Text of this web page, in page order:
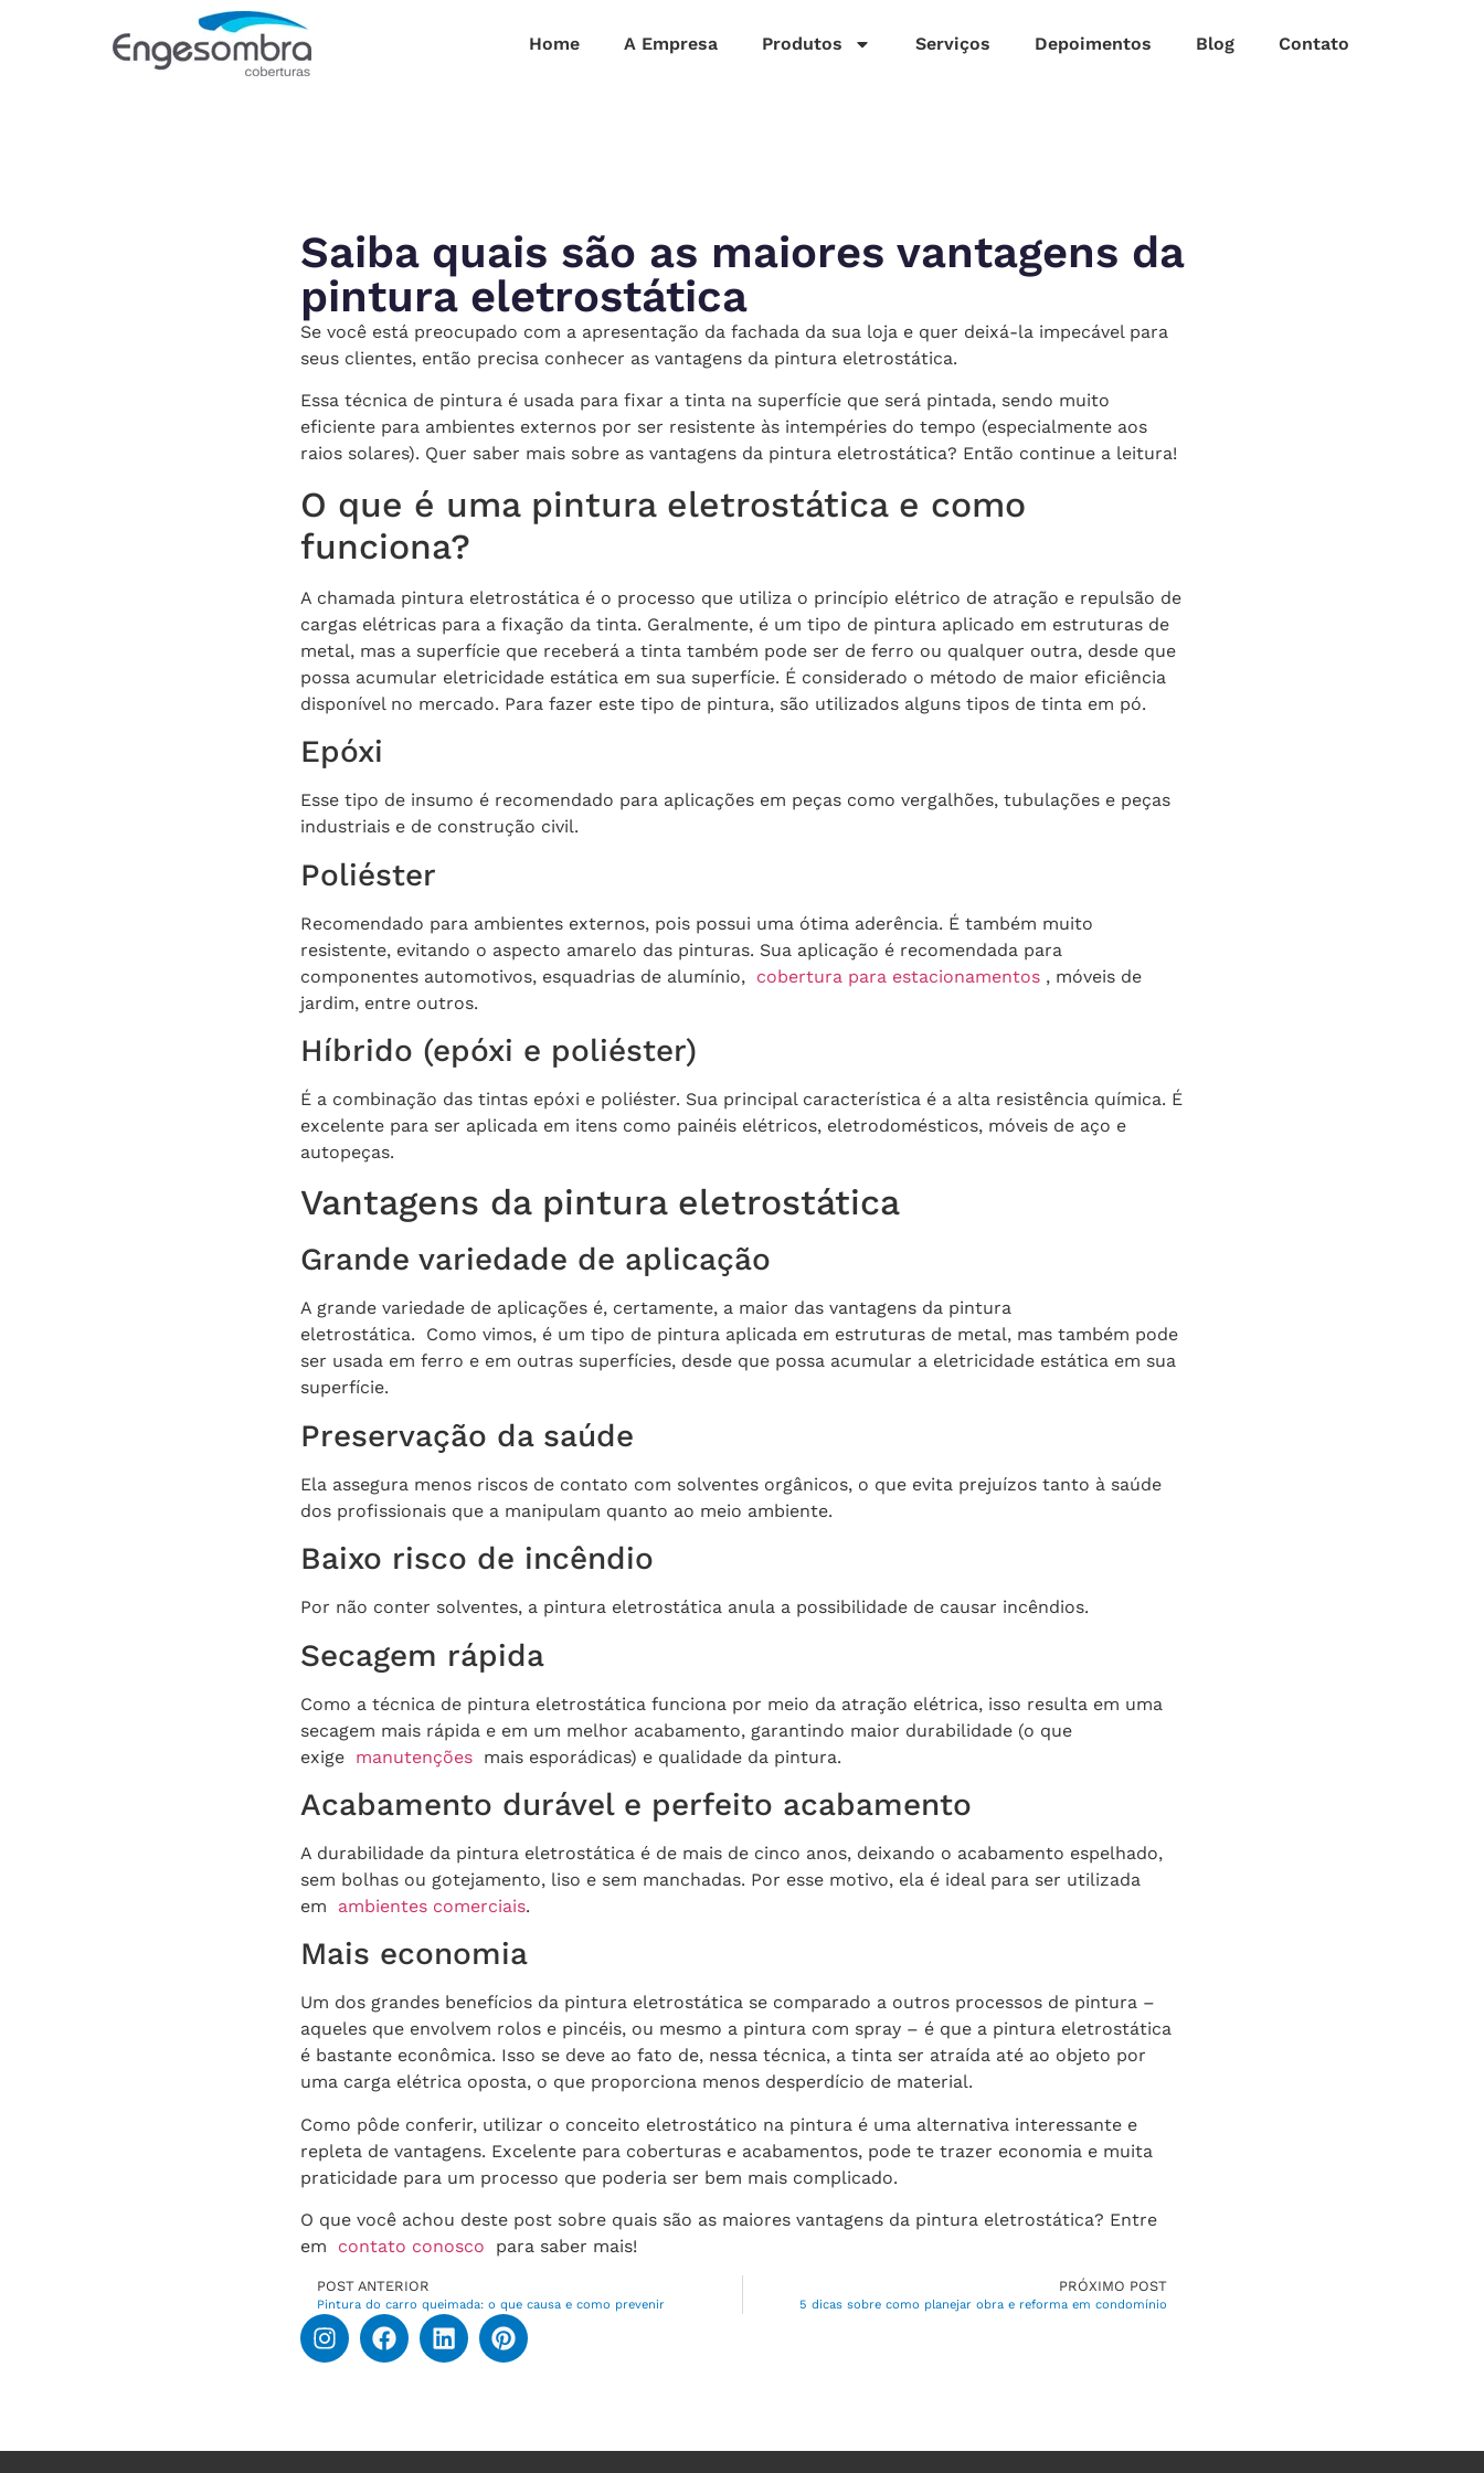
Home A Empresa Produtos Serviços Depoimentos Blog Contato
Saiba quais são as maiores vantagens da
pintura eletrostática
Se você está preocupado com a apresentação da fachada da sua loja e quer deixá-la impecável para
seus clientes, então precisa conhecer as vantagens da pintura eletrostática.
Essa técnica de pintura é usada para fixar a tinta na superfície que será pintada, sendo muito
eficiente para ambientes externos por ser resistente às intempéries do tempo (especialmente aos
raios solares). Quer saber mais sobre as vantagens da pintura eletrostática? Então continue a leitura!
O que é uma pintura eletrostática e como
funciona?
A chamada pintura eletrostática é o processo que utiliza o princípio elétrico de atração e repulsão de
cargas elétricas para a fixação da tinta. Geralmente, é um tipo de pintura aplicado em estruturas de
metal, mas a superfície que receberá a tinta também pode ser de ferro ou qualquer outra, desde que
possa acumular eletricidade estática em sua superfície. É considerado o método de maior eficiência
disponível no mercado. Para fazer este tipo de pintura, são utilizados alguns tipos de tinta em pó.
Epóxi
Esse tipo de insumo é recomendado para aplicações em peças como vergalhões, tubulações e peças
industriais e de construção civil.
Poliéster
Recomendado para ambientes externos, pois possui uma ótima aderência. É também muito
resistente, evitando o aspecto amarelo das pinturas. Sua aplicação é recomendada para
componentes automotivos, esquadrias de alumínio, cobertura para estacionamentos , móveis de
jardim, entre outros.
Híbrido (epóxi e poliéster)
É a combinação das tintas epóxi e poliéster. Sua principal característica é a alta resistência química. É
excelente para ser aplicada em itens como painéis elétricos, eletrodomésticos, móveis de aço e
autopeças.
Vantagens da pintura eletrostática
Grande variedade de aplicação
A grande variedade de aplicações é, certamente, a maior das vantagens da pintura
eletrostática. Como vimos, é um tipo de pintura aplicada em estruturas de metal, mas também pode
ser usada em ferro e em outras superfícies, desde que possa acumular a eletricidade estática em sua
superfície.
Preservação da saúde
Ela assegura menos riscos de contato com solventes orgânicos, o que evita prejuízos tanto à saúde
dos profissionais que a manipulam quanto ao meio ambiente.
Baixo risco de incêndio
Por não conter solventes, a pintura eletrostática anula a possibilidade de causar incêndios.
Secagem rápida
Como a técnica de pintura eletrostática funciona por meio da atração elétrica, isso resulta em uma
secagem mais rápida e em um melhor acabamento, garantindo maior durabilidade (o que
exige manutenções mais esporádicas) e qualidade da pintura.
Acabamento durável e perfeito acabamento
A durabilidade da pintura eletrostática é de mais de cinco anos, deixando o acabamento espelhado,
sem bolhas ou gotejamento, liso e sem manchadas. Por esse motivo, ela é ideal para ser utilizada
em ambientes comerciais.
Mais economia
Um dos grandes benefícios da pintura eletrostática se comparado a outros processos de pintura –
aqueles que envolvem rolos e pincéis, ou mesmo a pintura com spray – é que a pintura eletrostática
é bastante econômica. Isso se deve ao fato de, nessa técnica, a tinta ser atraída até ao objeto por
uma carga elétrica oposta, o que proporciona menos desperdício de material.
Como pôde conferir, utilizar o conceito eletrostático na pintura é uma alternativa interessante e
repleta de vantagens. Excelente para coberturas e acabamentos, pode te trazer economia e muita
praticidade para um processo que poderia ser bem mais complicado.
O que você achou deste post sobre quais são as maiores vantagens da pintura eletrostática? Entre
em contato conosco para saber mais!
POST ANTERIOR
Pintura do carro queimada: o que causa e como prevenir
PRÓXIMO POST
5 dicas sobre como planejar obra e reforma em condomínio